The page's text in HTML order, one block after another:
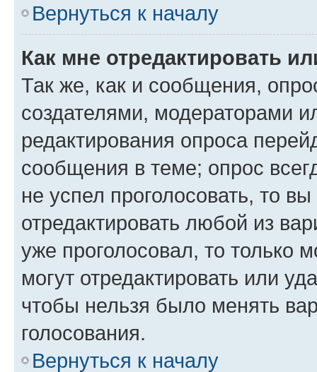
Вернуться к началу
Как мне отредактировать
Так же, как и сообщения,
создателями, модераторами
редактирования опроса
сообщения в теме; опрос
не успел проголосовать, то
отредактировать любой из
уже проголосовал, то только
могут отредактировать или
чтобы нельзя было менять
голосования.
Вернуться к началу